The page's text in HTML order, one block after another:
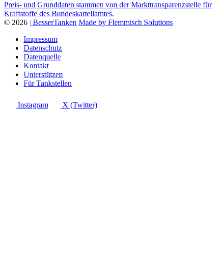
Preis- und Grunddaten stammen von der Markttransparenzstelle für
Kraftstoffe des Bundeskartellamtes.
© 2026 | BesserTanken Made by Flemmisch Solutions
Impressum
Datenschutz
Datenquelle
Kontakt
Unterstützen
Für Tankstellen
Instagram X (Twitter)